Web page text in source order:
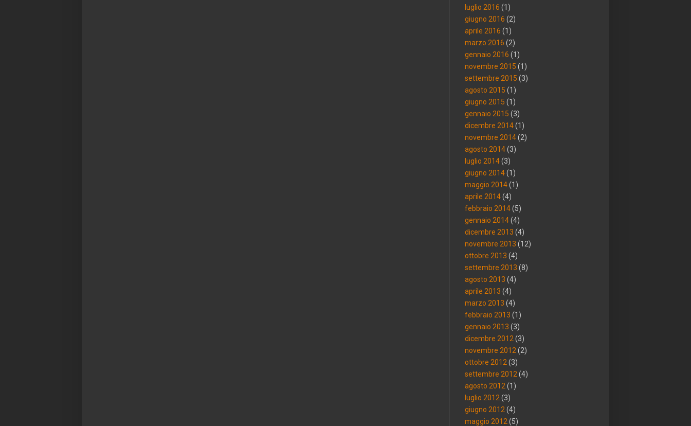
luglio 2016 (1)
giugno 2016 (2)
aprile 2016 (1)
marzo 2016 (2)
gennaio 2016 (1)
novembre 2015 (1)
settembre 2015 (3)
agosto 2015 (1)
giugno 2015 (1)
gennaio 2015 (3)
dicembre 2014(1)
novembre 2014(2)
agosto 2014(3)
luglio 2014(3)
giugno 2014(1)
maggio 2014(1)
aprile 2014(4)
febbraio 2014(5)
gennaio 2014(4)
dicembre 2013 (4)
novembre 2013 (12)
ottobre 2013 (4)
settembre 2013 (8)
agosto 2013 (4)
aprile 2013 (4)
marzo 2013 (4)
febbraio 2013 (1)
gennaio 2013 (3)
dicembre 2012 (3)
novembre 2012 (2)
ottobre 2012 (3)
settembre 2012 (4)
agosto 2012 (1)
luglio 2012 (3)
giugno 2012 (4)
maggio 2012 (5)